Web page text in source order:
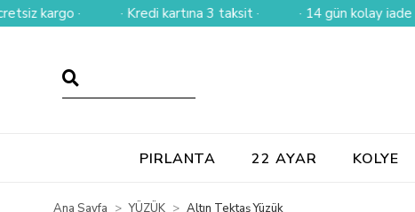
· · Kredi kartına 3 taksit · · 14 gün kolay iade ·
PIRLANTA 22 AYAR KOLYE
Ana Sayfa YÜZÜK Altın Tektaş Yüzük